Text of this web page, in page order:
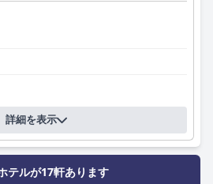
詳細を表示
テルが17軒あります